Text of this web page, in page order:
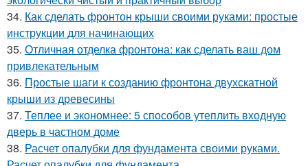
34. Как сделать фронтон крыши своими руками: простые
инструкции для начинающих
35. Отличная отделка фронтона: как сделать ваш дом
привлекательным
36. Простые шаги к созданию фронтона двухскатной
крыши из древесины
37. Теплее и экономнее: 5 способов утеплить входную
дверь в частном доме
38. Расчет опалубки для фундамента своими руками.